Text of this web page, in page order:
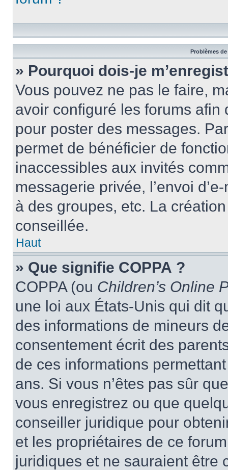
Problèmes
» Pourquoi dois-je
Vous pouvez ne pas le faire,
avoir configuré les forums afin
pour poster des messages.
permet de bénéficier de
inaccessibles aux invités
messagerie privée, l’envoi
à des groupes, etc. La
conseillée.
Haut
» Que signifie COPPA ?
COPPA (ou Children’s Online
une loi aux États-Unis qui dit
des informations de mineurs
consentement écrit des
de ces informations
ans. Si vous n’êtes pas sûr
vous enregistrez ou que
conseiller juridique pour
et les propriétaires de ce
juridiques et ne sauraient être